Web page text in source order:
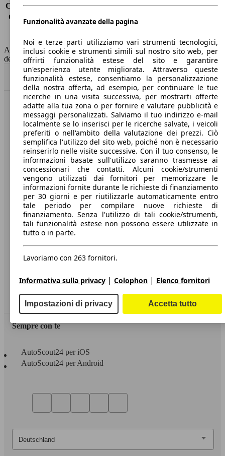
Consumo (extra-urbano) 4.2 l/100km
Consumo (combinato)*
4.7 l/100km
Capacità del serbatoio
55 l
AutoScout24 non si assume alcuna responsabilità per la correttezza
dei dati.
Torna su
Benvenuti su AutoScout24, il mercato auto europeo.
Società
A proposito di AutoScout24
Stampa
Media
Condizioni generali
Informazioni
Privacy
Dichiarazione di Accessibilità
Servizi
Area rivenditori
Sempre con te
AutoScout24 per iOS
AutoScout24 per Android
Funzionalità avanzate della pagina
Noi e terze parti utilizziamo vari strumenti tecnologici,
inclusi cookie e strumenti simili sul nostro sito web, per
offrirti funzionalità estese del sito e garantire
un'esperienza utente migliorata. Attraverso queste
funzionalità estese, consentiamo la personalizzazione
della nostra offerta, ad esempio, per continuare le tue
ricerche in una visita successiva, per mostrarti offerte
adatte alla tua zona o per fornire e valutare pubblicità e
messaggi personalizzati. Salviamo il tuo indirizzo e-mail
localmente se lo inserisci per le ricerche salvate, i veicoli
preferiti o nell'ambito della valutazione dei prezzi. Ciò
semplifica l'utilizzo del sito web, poiché non è necessario
reinserirlo nelle visite successive. Con il tuo consenso, le
informazioni basate sull'utilizzo saranno trasmesse ai
concessionari che contatti. Alcuni cookie/strumenti
vengono utilizzati dai fornitori per memorizzare le
informazioni fornite durante le richieste di finanziamento
per 30 giorni e per riutilizzarle automaticamente entro
tale periodo per compilare nuove richieste di
finanziamento. Senza l'utilizzo di tali cookie/strumenti,
tali funzionalità estese non possono essere utilizzate in
tutto o in parte.
Lavoriamo con 263 fornitori.
Informativa sulla privacy | Colophon | Elenco fornitori
Impostazioni di privacy Accetta tutto